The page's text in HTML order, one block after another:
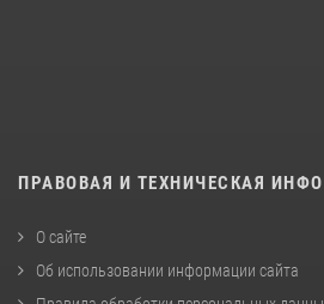
ПРАВОВАЯ И ТЕХНИЧЕСКАЯ
О сайте
Об использовании информации сайта